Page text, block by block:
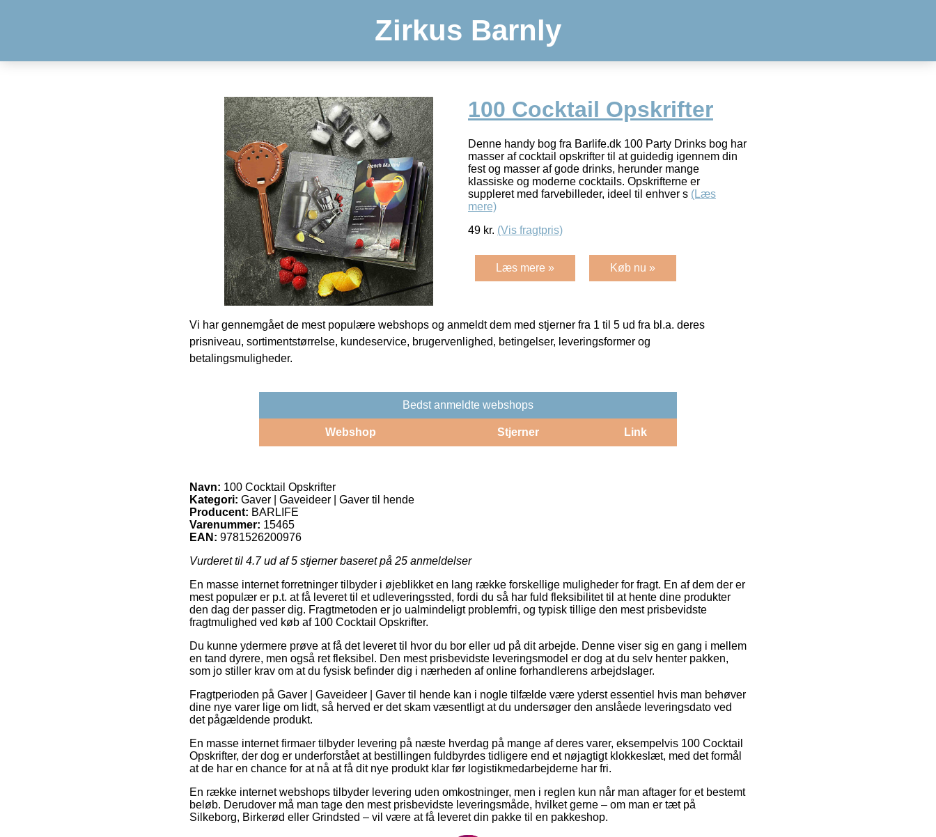
Zirkus Barnly
100 Cocktail Opskrifter
Denne handy bog fra Barlife.dk 100 Party Drinks bog har
masser af cocktail opskrifter til at guidedig igennem din
fest og masser af gode drinks, herunder mange
klassiske og moderne cocktails. Opskrifterne er
suppleret med farvebilleder, ideel til enhver s (Læs
mere)
49 kr. (Vis fragtpris)
Læs mere » Køb nu »
Vi har gennemgået de mest populære webshops og anmeldt dem med stjerner fra 1 til 5 ud fra bl.a. deres
prisniveau, sortimentstørrelse, kundeservice, brugervenlighed, betingelser, leveringsformer og
betalingsmuligheder.
Bedst anmeldte webshops
Webshop Stjerner Link
Navn: 100 Cocktail Opskrifter
Kategori: Gaver | Gaveideer | Gaver til hende
Producent: BARLIFE
Varenummer: 15465
EAN: 9781526200976
Vurderet til 4.7ud af 5 stjerner baseret på 25 anmeldelser
En masse internet forretninger tilbyder i øjeblikket en lang række forskellige muligheder for fragt. En af dem der er
mest populær er p.t. at få leveret til et udleveringssted, fordi du så har fuld fleksibilitet til at hente dine produkter
den dag der passer dig. Fragtmetoden er jo ualmindeligt problemfri, og typisk tillige den mest prisbevidste
fragtmulighed ved køb af 100 Cocktail Opskrifter.
Du kunne ydermere prøve at få det leveret til hvor du bor eller ud på dit arbejde. Denne viser sig en gang i mellem
en tand dyrere, men også ret fleksibel. Den mest prisbevidste leveringsmodel er dog at du selv henter pakken,
som jo stiller krav om at du fysisk befinder dig i nærheden af online forhandlerens arbejdslager.
Fragtperioden på Gaver | Gaveideer | Gaver til hende kan i nogle tilfælde være yderst essentiel hvis man behøver
dine nye varer lige om lidt, så herved er det skam væsentligt at du undersøger den anslåede leveringsdato ved
det pågældende produkt.
En masse internet firmaer tilbyder levering på næste hverdag på mange af deres varer, eksempelvis 100 Cocktail
Opskrifter, der dog er underforstået at bestillingen fuldbyrdes tidligere end et nøjagtigt klokkeslæt, med det formål
at de har en chance for at nå at få dit nye produkt klar før logistikmedarbejderne har fri.
En række internet webshops tilbyder levering uden omkostninger, men i reglen kun når man aftager for et bestemt
beløb. Derudover må man tage den mest prisbevidste leveringsmåde, hvilket gerne – om man er tæt på
Silkeborg, Birkerød eller Grindsted – vil være at få leveret din pakke til en pakkeshop.